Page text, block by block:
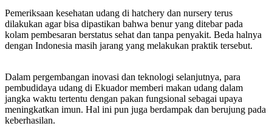
Pemeriksaan kesehatan udang di hatchery dan nursery terus
dilakukan agar bisa dipastikan bahwa benur yang ditebar pada
kolam pembesaran berstatus sehat dan tanpa penyakit. Beda halnya
dengan Indonesia masih jarang yang melakukan praktik tersebut.
Dalam pergembangan inovasi dan teknologi selanjutnya, para
pembudidaya udang di Ekuador memberi makan udang dalam
jangka waktu tertentu dengan pakan fungsional sebagai upaya
meningkatkan imun. Hal ini pun juga berdampak dan berujung pada
keberhasilan.